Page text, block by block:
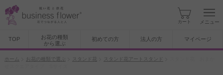
カート メニュー
TOP
お花の種類
から選ぶ
初めての方 法人の方 マイページ
ホーム お花の種類で選ぶ スタンド花 スタンド花アートスタンド